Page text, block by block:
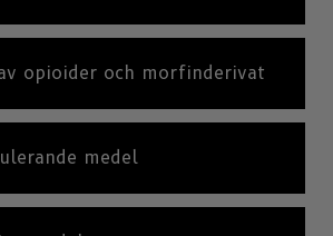
opioider och morfinderivat
medel